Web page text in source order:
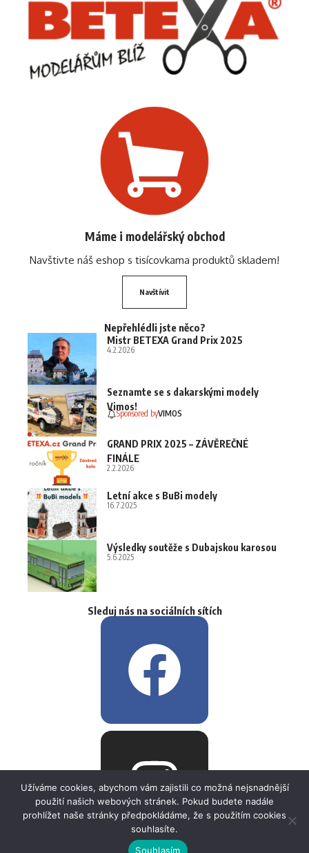
Máme i modelářský obchod
Navštivte náš eshop s tisícovkama produktů skladem!
Navštívit
Nepřehlédli jste něco?
Mistr BETEXA Grand Prix 2025
4.2.2026
Seznamte se s dakarskými modely
Vimos!
Sponsored byVIMOS
GRAND PRIX 2025 – ZÁVĚREČNÉ
FINÁLE
2.2.2026
Letní akce s BuBi modely
16.7.2025
Výsledky soutěže s Dubajskou karosou
5.6.2025
Sleduj nás na sociálních sítích
Užíváme cookies, abychom vám zajistili co možná nejsnadnější
použití našich webových stránek. Pokud budete nadále
prohlížet naše stránky předpokládáme, že s použitím cookies
souhlasíte.
Souhlasím